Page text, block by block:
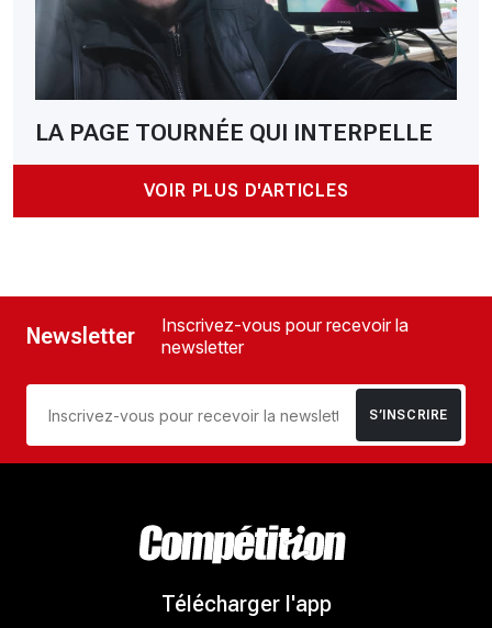
LA PAGE TOURNÉE QUI INTERPELLE
VOIR PLUS D'ARTICLES
Newsletter
Inscrivez-vous pour recevoir la
newsletter
S’INSCRIRE
Télécharger l'app